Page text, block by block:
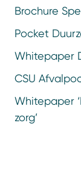
Brochure
Pocket
Whitepaper
CSU
Whitepaper
zorg’